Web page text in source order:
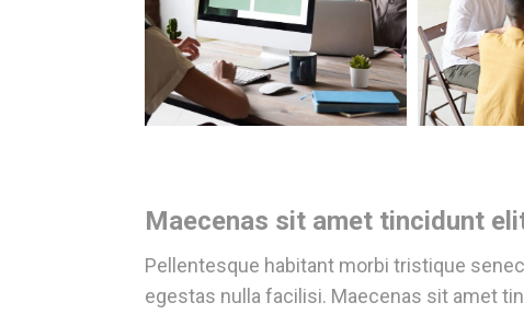
Maecenas sit amet tincidunt
Pellentesque habitant morbi tristique
egestas nulla facilisi. Maecenas sit amet